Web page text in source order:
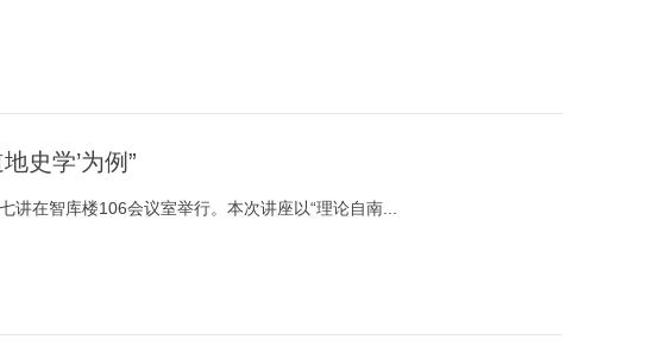
史学’为例”
在智库楼106会议室举行。本次讲座以“理论自南...